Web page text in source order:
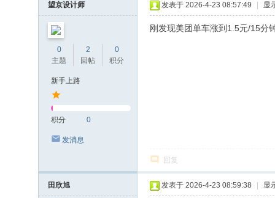
望京设计师
0
主题
2
回帖
0
积分
新手上路
积分 0
发消息
发表于 2026-4-23 08:57:49 显
刚发现美团单车涨到1.5元/15分
回复
田欣旭 发表于 2026-4-23 08:59:38 显